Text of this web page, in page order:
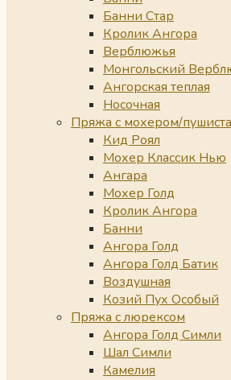
Банни Стар
Кролик Ангора
Верблюжья
Монгольский
Ангорская теплая
Носочная
Пряжа с мохером/
Кид Роял
Мохер Классик Нью
Ангара
Мохер Голд
Кролик Ангора
Банни
Ангора Голд
Ангора Голд Батик
Воздушная
Козий Пух Особый
Пряжа с люрексом
Ангора Голд Симли
Шал Симли
Камелия